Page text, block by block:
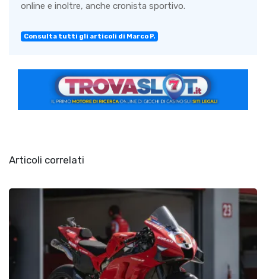
online e inoltre, anche cronista sportivo.
Consulta tutti gli articoli di Marco P.
Articoli correlati